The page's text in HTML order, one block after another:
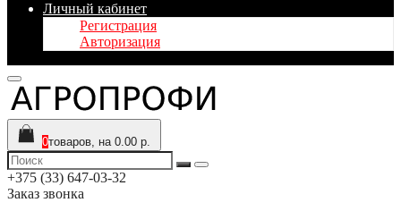
Личный кабинет
Регистрация
Авторизация
0товаров, на 0.00 р.
+375 (33) 647-03-32
Заказ звонка